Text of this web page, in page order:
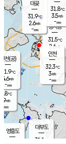
의도
℃
m/s
mm
영흥도
대부도
31.1
경서동
31.5℃
2.6 m/s
-mm
대곶
31.9℃
2.6m/s
-mm
31.8℃
3.5m/s
-mm
인천(공)
31.9℃
4.6m/s
-mm
인천
32.3℃
3m/s
-mm